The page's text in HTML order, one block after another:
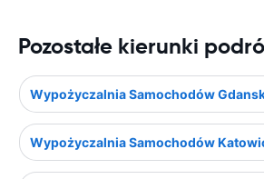
Pozostałe kierunki
Wypożyczalnia Samochodów
Wypożyczalnia Samochodów